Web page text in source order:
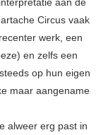
aan de
Circus vaak
werk, een
en zelfs een
op hun eigen
maar aangename
alweer erg past in